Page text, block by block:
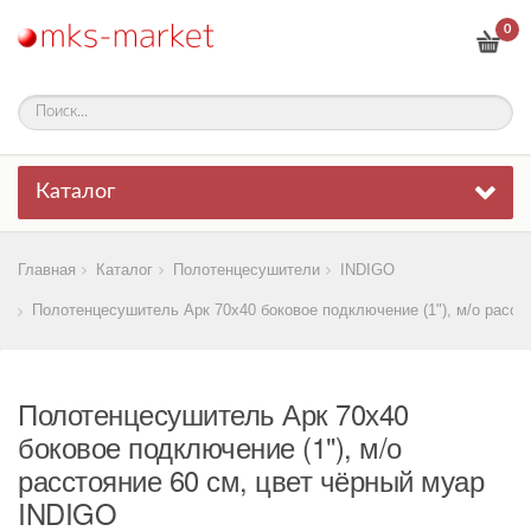
0
Каталог
Главная Каталог Полотенцесушители INDIGO
Полотенцесушитель Арк 70х40 боковое подключение (1"), м/о
Полотенцесушитель Арк 70х40
боковое подключение (1"), м/о
расстояние 60 см, цвет чёрный муар
INDIGO